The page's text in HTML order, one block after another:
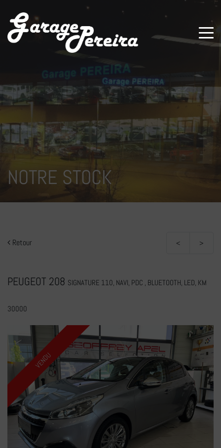
NOTRE STOCK
Retour < >
PEUGEOT 208 SIGNATURE 110, NAVI, PDC , BLUETOOTH, LED, KM
30000
VENDU